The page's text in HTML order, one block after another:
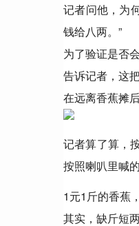
记者问他，为
钱给八两。”
为了验证是否
告诉记者，这
在远离香蕉摊
记者算了算，
按照喇叭里喊
1元1斤的香蕉
其实，缺斤短